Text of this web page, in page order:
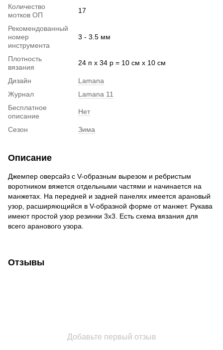
Количество
мотков ОП
17
Рекомендованный
номер
инструмента
3 - 3.5 мм
Плотность
вязания
24 п х 34 р = 10 см х 10 см
Дизайн
Lamana
Журнал
Lamana 11
Бесплатное
описание
Нет
Сезон Зима
Описание
Джемпер оверсайз с V-образным вырезом и ребристым
воротником вяжется отдельными частями и начинается на
манжетах. На передней и задней панелях имеется арановый
узор, расширяющийся в V-образной форме от манжет. Рукава
имеют простой узор резинки 3х3. Есть схема вязания для
всего аранового узора.
Отзывы
Добавьте первый отзыв